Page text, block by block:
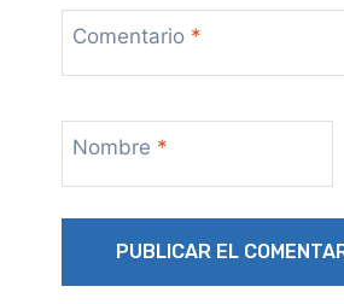
Comentario *
Nombre *